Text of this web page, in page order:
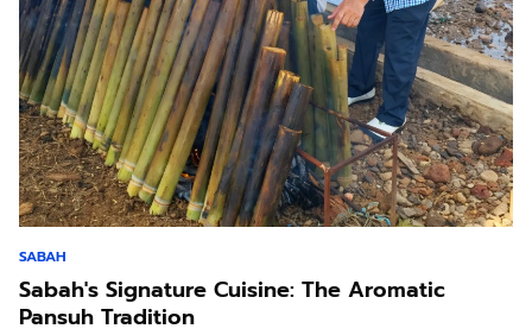
SABAH
Sabah's Signature Cuisine: The Aromatic
Pansuh Tradition